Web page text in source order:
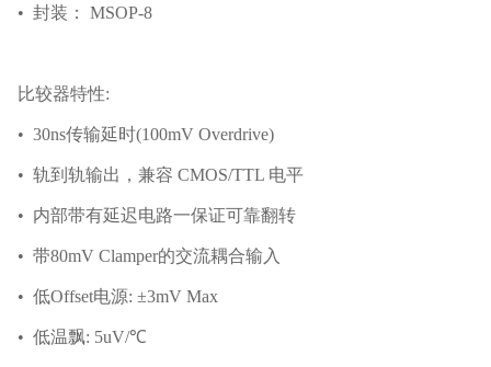
• 封装： MSOP-8
比较器特性:
• 30ns传输延时(100mV Overdrive)
• 轨到轨输出，兼容 CMOS/TTL 电平
• 内部带有延迟电路一保证可靠翻转
• 带80mV Clamper的交流耦合输入
• 低Offset电源: ±3mV Max
• 低温飘: 5uV/℃